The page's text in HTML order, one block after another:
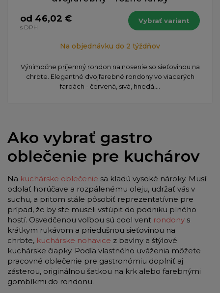
od 46,02 €
s DPH
Vybrať variant
Na objednávku do 2 týždňov
Výnimočne príjemný rondon na nosenie so sieťovinou na
chrbte. Elegantné dvojfarebné rondony vo viacerých
farbách - červená, sivá, hnedá,...
Ako vybrať gastro
oblečenie pre kuchárov
Na kuchárske oblečenie sa kladú vysoké nároky. Musí
odolať horúčave a rozpálenému oleju, udržať vás v
suchu, a pritom stále pôsobiť reprezentatívne pre
prípad, že by ste museli vstúpiť do podniku plného
hostí. Osvedčenou voľbou sú cool vent rondony s
krátkym rukávom a priedušnou sieťovinou na
chrbte, kuchárske nohavice z bavlny a štýlové
kuchárske čiapky. Podľa vlastného uváženia môžete
pracovné oblečenie pre gastronómiu doplniť aj
zásterou, originálnou šatkou na krk alebo farebnými
gombíkmi do rondonu.